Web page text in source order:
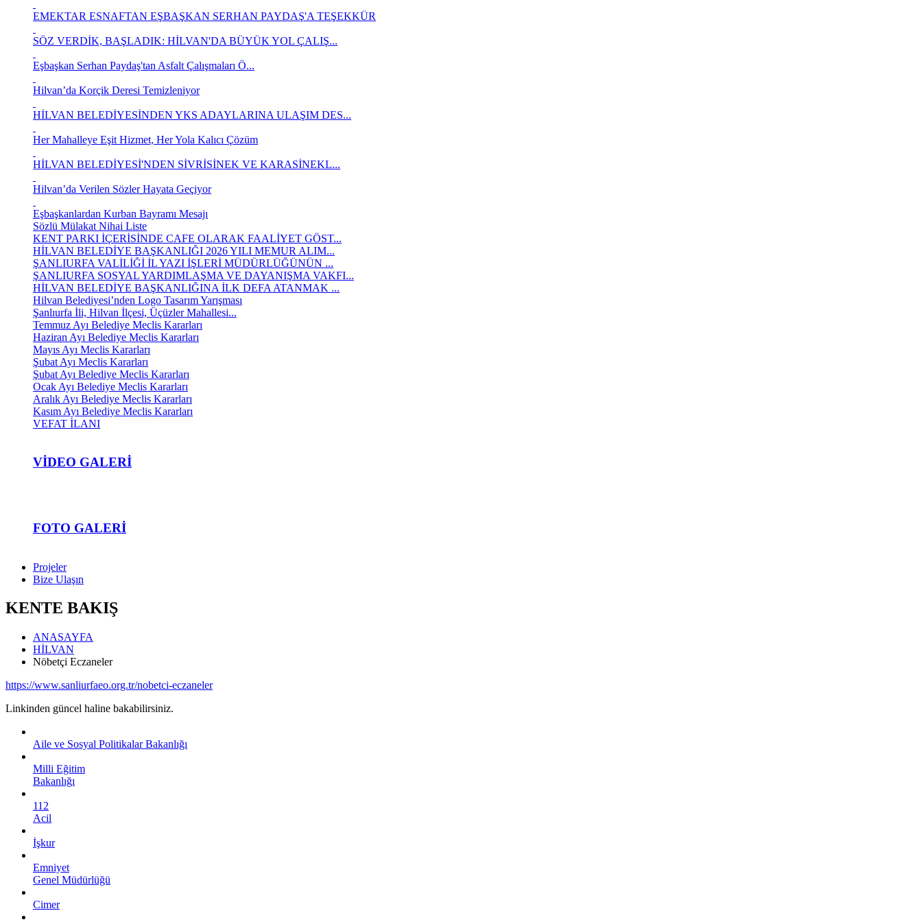
EMEKTAR ESNAFTAN EŞBAŞKAN SERHAN PAYDAŞ'A TEŞEKKÜR
SÖZ VERDİK, BAŞLADIK: HİLVAN'DA BÜYÜK YOL ÇALIŞ...
Eşbaşkan Serhan Paydaş'tan Asfalt Çalışmaları Ö...
Hilvan’da Korçik Deresi Temizleniyor
HİLVAN BELEDİYESİNDEN YKS ADAYLARINA ULAŞIM DES...
Her Mahalleye Eşit Hizmet, Her Yola Kalıcı Çözüm
HİLVAN BELEDİYESİ'NDEN SİVRİSİNEK VE KARASİNEKL...
Hilvan’da Verilen Sözler Hayata Geçiyor
Eşbaşkanlardan Kurban Bayramı Mesajı
Sözlü Mülakat Nihai Liste
KENT PARKI İÇERİSİNDE CAFE OLARAK FAALİYET GÖST...
HİLVAN BELEDİYE BAŞKANLIĞI 2026 YILI MEMUR ALIM...
ŞANLIURFA VALİLİĞİ İL YAZI İŞLERİ MÜDÜRLÜĞÜNÜN ...
ŞANLIURFA SOSYAL YARDIMLAŞMA VE DAYANIŞMA VAKFI...
HİLVAN BELEDİYE BAŞKANLIĞINA İLK DEFA ATANMAK ...
Hilvan Belediyesi’nden Logo Tasarım Yarışması
Şanlıurfa İli, Hilvan İlçesi, Üçüzler Mahallesi...
Temmuz Ayı Belediye Meclis Kararları
Haziran Ayı Belediye Meclis Kararları
Mayıs Ayı Meclis Kararları
Şubat Ayı Meclis Kararları
Şubat Ayı Belediye Meclis Kararları
Ocak Ayı Belediye Meclis Kararları
Aralık Ayı Belediye Meclis Kararları
Kasım Ayı Belediye Meclis Kararları
VEFAT İLANI
VIDEO GALERI
FOTO GALERI
Projeler
Bize Ulaşın
KENTE BAKIŞ
ANASAYFA
HİLVAN
Nöbetçi Eczaneler
https://www.sanliurfaeo.org.tr/nobetci-eczaneler
Linkinden güncel haline bakabilirsiniz.
Aile ve Sosyal Politikalar Bakanlığı
Milli Eğitim
Bakanlığı
112
Acil
İşkur
Emniyet
Genel Müdürlüğü
Cimer